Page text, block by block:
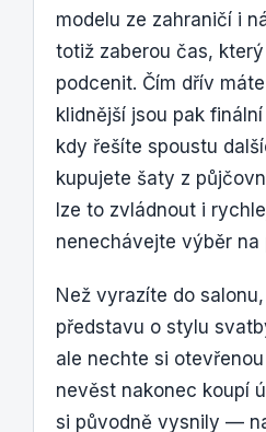
modelu ze zahraničí i
totiž zaberou čas,
podcenit. Čím dřív
klidnější jsou pak
kdy řešíte spoustu
kupujete šaty z
lze to zvládnout i
nenechávejte výběr na
Než vyrazíte do
představu o stylu
ale nechte si
nevěst nakonec koupí
si původně vysnily —